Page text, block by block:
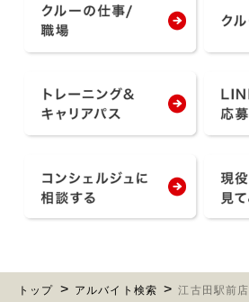
トップ アルバイト検索 江古田駅前店